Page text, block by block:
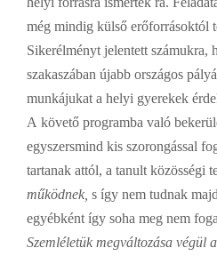
még mindig külső erőforrásoktól
Sikerélményt jelentett számukra,
szakaszában újabb országos
munkájukat a helyi gyerekek
A követő programba való
egyszersmind kis szorongással
tartanak attól, a tanult közösségi
működnek, s így nem tudnak
egyébként így soha meg nem
Szemléletük megváltozása végül